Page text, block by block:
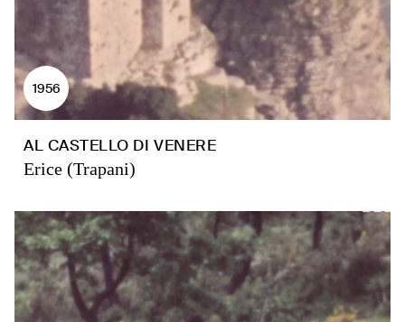
1956
AL CASTELLO DI VENERE
Erice (Trapani)